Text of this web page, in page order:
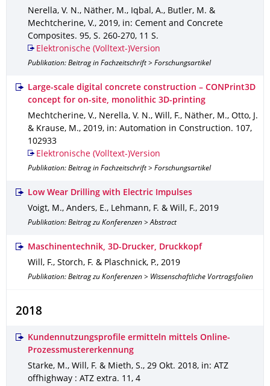
Nerella, V. N., Näther, M., Iqbal, A., Butler, M. &
Mechtcherine, V., 2019, in: Cement and Concrete
Composites. 95, S. 260-270, 11 S.
Elektronische (Volltext-)Version
Publikation: Beitrag in Fachzeitschrift > Forschungsartikel
Large-scale digital concrete construction – CONPrint3D
concept for on-site, monolithic 3D-printing
Mechtcherine, V., Nerella, V. N., Will, F., Näther, M., Otto, J.
& Krause, M., 2019, in: Automation in Construction. 107,
102933
Elektronische (Volltext-)Version
Publikation: Beitrag in Fachzeitschrift > Forschungsartikel
Low Wear Drilling with Electric Impulses
Voigt, M., Anders, E., Lehmann, F. & Will, F., 2019
Publikation: Beitrag zu Konferenzen > Abstract
Maschinentechnik, 3D-Drucker, Druckkopf
Will, F., Storch, F. & Plaschnick, P., 2019
Publikation: Beitrag zu Konferenzen > Wissenschaftliche Vortragsfolien
2018
Kundennutzungsprofile ermitteln mittels Online-
Prozessmustererkennung
Starke, M., Will, F. & Mieth, S., 29 Okt. 2018, in: ATZ
offhighway : ATZ extra. 11 , 4